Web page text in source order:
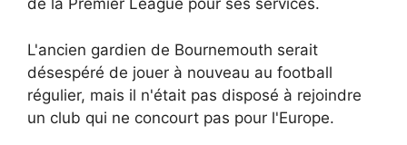
de la Premier League pour ses services.
L'ancien gardien de Bournemouth serait
désespéré de jouer à nouveau au football
régulier, mais il n'était pas disposé à rejoindre
un club qui ne concourt pas pour l'Europe.